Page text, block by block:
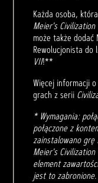
Każda osoba,
Meier's Civilization
może także
Rewolucjonista do
VII!**
Więcej informacji
grach z serii
* Wymagania:
połączone z
zainstalowano grę
Meier's
element
jest to